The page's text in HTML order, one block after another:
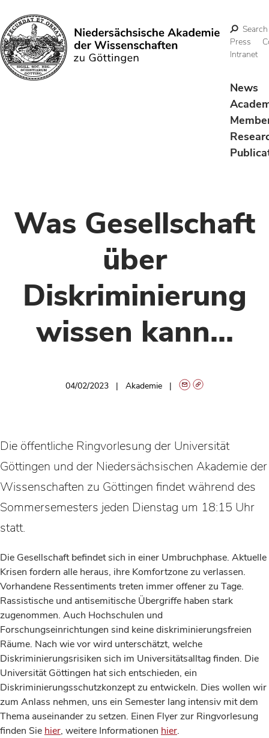
Search
Search
Press
Intranet
News
Was Gesellschaft
über
Diskriminierung
wissen kann...
04/02/2023 Akademie
Die öffentliche Ringvorlesung der Universität
Göttingen und der Niedersächsischen Akademie der
Wissenschaften zu Göttingen findet während des
Sommersemesters jeden Dienstag um 18:15 Uhr
statt.
Die Gesellschaft befindet sich in einer Umbruchphase. Aktuelle
Krisen fordern alle heraus, ihre Komfortzone zu verlassen.
Vorhandene Ressentiments treten immer offener zu Tage.
Rassistische und antisemitische Übergriffe haben stark
zugenommen. Auch Hochschulen und
Forschungseinrichtungen sind keine diskriminierungsfreien
Räume. Nach wie vor wird unterschätzt, welche
Diskriminierungsrisiken sich im Universitätsalltag finden. Die
Universität Göttingen hat sich entschieden, ein
Diskriminierungsschutzkonzept zu entwickeln. Dies wollen wir
zum Anlass nehmen, uns ein Semester lang intensiv mit dem
Thema auseinander zu setzen. Einen Flyer zur Ringvorlesung
finden Sie hier, weitere Informationen hier.